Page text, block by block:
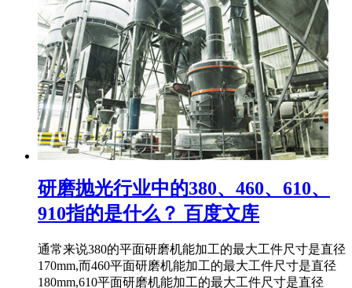
研磨抛光行业中的380、460、610、
910指的是什么？ 百度文库
通常来说380的平面研磨机能加工的最大工件尺寸是直径
170mm,而460平面研磨机能加工的最大工件尺寸是直径
180mm,610平面研磨机能加工的最大工件尺寸是直径